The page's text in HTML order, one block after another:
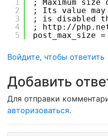
1
2
3
4
5
; Maximum
; Its value
; is disabled
; http: //php
post_max_size =
Войдите, чтобы ответить
Для отправки
авторизоваться.